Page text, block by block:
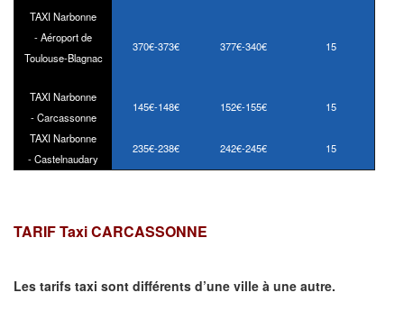
TAXI Narbonne
- Aéroport de
Toulouse-Blagnac
370€-373€ 377€-340€ 15
TAXI Narbonne
- Carcassonne
145€-148€ 152€-155€ 15
TAXI Narbonne
- Castelnaudary
235€-238€ 242€-245€ 15
TARIF Taxi CARCASSONNE
Les tarifs taxi sont différents d’une ville à une autre.